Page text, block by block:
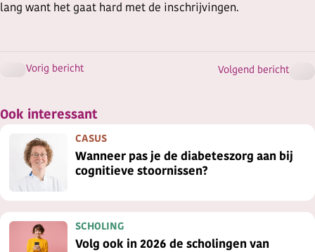
lang want het gaat hard met de inschrijvingen.
Vorig bericht Volgend bericht
Ook interessant
Wanneer pas je de diabeteszorg aan bij
cognitieve stoornissen?
CASUS
Volg ook in 2026 de scholingen van
SCHOLING